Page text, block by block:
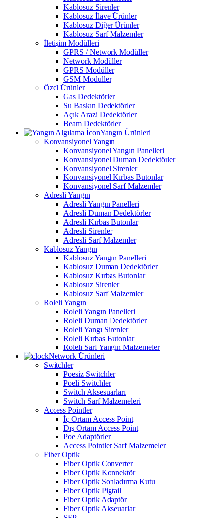
Kablosuz Sirenler
Kablosuz İlave Ürünler
Kablosuz Diğer Ürünler
Kablosuz Sarf Malzemler
İletişim Modülleri
GPRS / Network Modüller
Network Modüller
GPRS Modüller
GSM Moduller
Özel Ürünler
Gas Dedektörler
Su Baskın Dedektörler
Açık Arazi Dedektörler
Beam Dedektörler
Yangın Ürünleri
Konvansiyonel Yangın
Konvansiyonel Yangın Panelleri
Konvansiyonel Duman Dedektörler
Konvansiyonel Sirenler
Konvansiyonel Kırbas Butonlar
Konvansiyonel Sarf Malzemler
Adresli Yangın
Adresli Yangın Panelleri
Adresli Duman Dedektörler
Adresli Kırbas Butonlar
Adresli Sirenler
Adresli Sarf Malzemler
Kablosuz Yangın
Kablosuz Yangın Panelleri
Kablosuz Duman Dedektörler
Kablosuz Kırbas Butonlar
Kablosuz Sirenler
Kablosuz Sarf Malzemler
Roleli Yangın
Roleli Yangın Panelleri
Roleli Duman Dedektörler
Roleli Yangı Sirenler
Roleli Kırbas Butonlar
Roleli Sarf Yangın Malzemeler
Network Ürünleri
Switchler
Poesiz Switchler
Poeli Switchler
Switch Aksesuarları
Switch Sarf Malzemeleri
Access Pointler
İç Ortam Access Point
Dış Ortam Access Point
Poe Adaptörler
Access Pointler Sarf Malzemeler
Fiber Optik
Fiber Optik Converter
Fiber Optik Konnektör
Fiber Optik Sonladırma Kutu
Fiber Optik Pigtail
Fiber Optik Adaptör
Fiber Optik Akseuarlar